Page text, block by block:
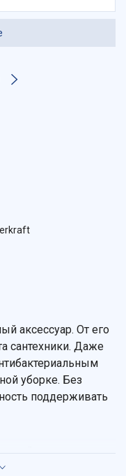
аксессуар. От его
сантехники. Даже
уборке. Без
поддерживать
В каталоге